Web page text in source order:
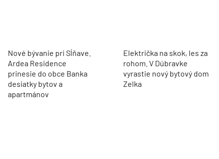
Nové bývanie pri Sĺňave.
Ardea Residence
prinesie do obce Banka
desiatky bytov a
apartmánov
Električka na skok, les za
rohom. V Dúbravke
vyrastie nový bytový dom
Zelka